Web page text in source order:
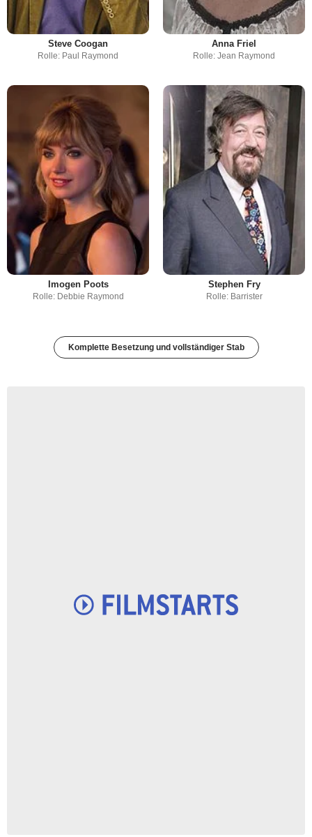
Steve Coogan
Rolle: Paul Raymond
Anna Friel
Rolle: Jean Raymond
Imogen Poots
Rolle: Debbie Raymond
Stephen Fry
Rolle: Barrister
Komplette Besetzung und vollständiger Stab